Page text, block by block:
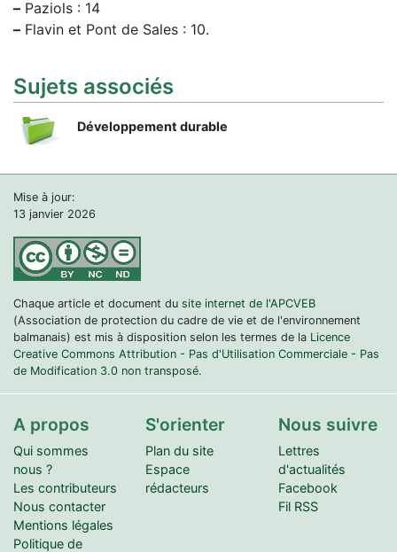
– Paziols : 14
– Flavin et Pont de Sales : 10.
Sujets associés
Développement durable
Mise à jour:
13 janvier 2026
Chaque article et document du site internet de l'APCVEB
(Association de protection du cadre de vie et de l'environnement
balmanais) est mis à disposition selon les termes de la Licence
Creative Commons Attribution - Pas d'Utilisation Commerciale - Pas
de Modification 3.0 non transposé.
A propos
Qui sommes
nous ?
Les contributeurs
Nous contacter
Mentions légales
Politique de
S'orienter
Plan du site
Espace
rédacteurs
Nous suivre
Lettres
d'actualités
Facebook
Fil RSS